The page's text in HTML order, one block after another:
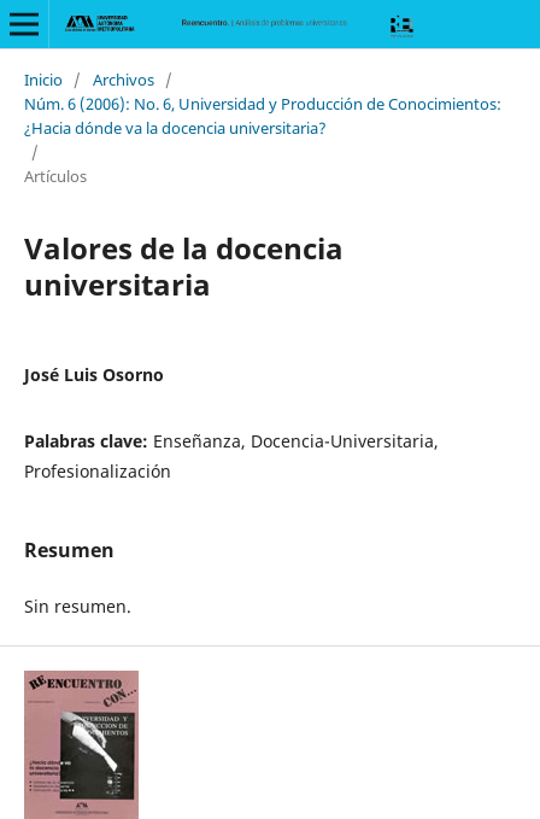
Inicio / Archivos /
Núm. 6 (2006): No. 6, Universidad y Producción de Conocimientos:
¿Hacia dónde va la docencia universitaria?
/
Artículos
Valores de la docencia
universitaria
José Luis Osorno
Palabras clave: Enseñanza, Docencia-Universitaria,
Profesionalización
Resumen
Sin resumen.